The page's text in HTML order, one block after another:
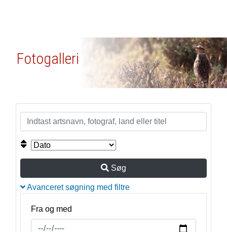
Fotogalleri
Søg
Avanceret søgning med filtre
Fra og med